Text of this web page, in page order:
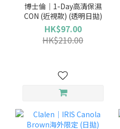
博士倫｜1-Day高清保濕
CON (近視款) (透明日拋)
HK$97.00
HK$210.00